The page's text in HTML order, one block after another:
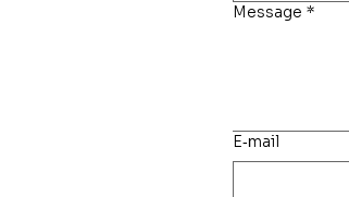
Message *
E‑mail